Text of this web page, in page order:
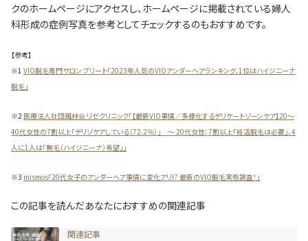
クのホームページにアクセスし、ホームページに掲載されている婦人
科形成の症例写真を参考としてチェックするのもおすすめです。
【参考】
※1 VIO脱毛専門サロン プリート「2023年人気のVIOアンダーヘアランキング、1位はハイジニーナ
脱毛」
※2 医療法人社団風林会 リゼクリニック「【最新VIO事情／多様化するデリケートゾーンケア】20～
40代女性の7割以上「デリゾケアしている（72.2％）」 ～ 20代女性：7割以上「妊活脱毛は必要」、4
人に1人は「無毛（ハイジニーナ）希望」」
※3 mismos「20代女子のアンダーヘア事情に変化アリ!? 最新のVIO脱毛実態調査！」
この記事を読んだあなたにおすすめの関連記事